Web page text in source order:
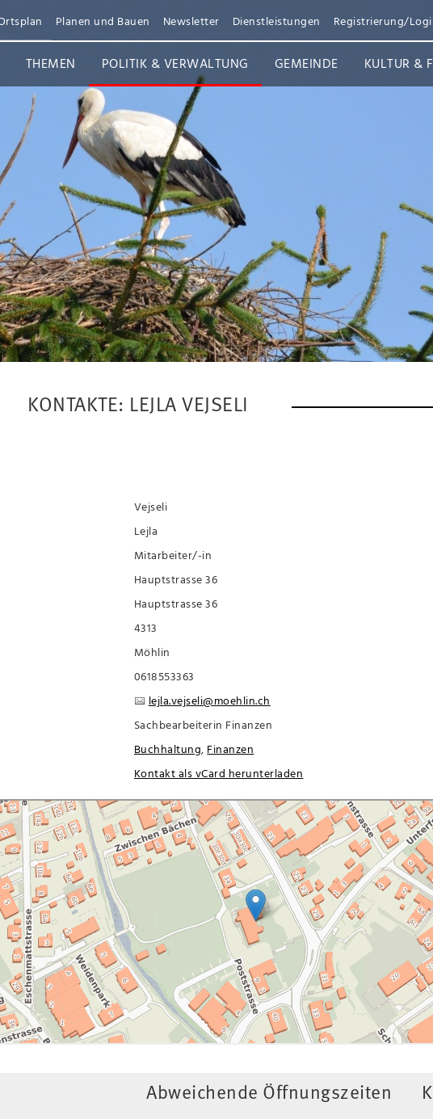
Planen und Bauen Newsletter Dienstleistungen Registrierung/
THEMEN POLITIK & VERWALTUNG GEMEINDE KULTUR &
KONTAKTE: LEJLA VEJSELI
Vejseli
Lejla
Mitarbeiter/-in
Hauptstrasse 36
Hauptstrasse 36
4313
Möhlin
0618553363
lejla.vejseli@moehlin.ch
Sachbearbeiterin Finanzen
Buchhaltung, Finanzen
Kontakt als vCard herunterladen
Abweichende Öffnungszeiten